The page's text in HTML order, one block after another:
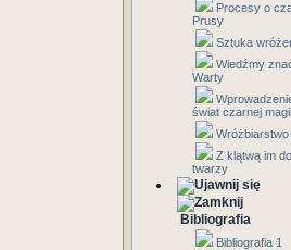
Procesy o
Prusy
Sztuka
Wiedźmy
Warty
świat czarnej magii
Wróżbiarstwo
Z klątwą im do
twarzy
Bibliografia
Bibliografia 1